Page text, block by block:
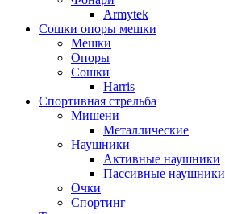
Armytek
Сошки опоры мешки
Мешки
Опоры
Сошки
Harris
Спортивная стрельба
Мишени
Металлические
Наушники
Активные наушники
Пассивные наушники
Очки
Спортинг